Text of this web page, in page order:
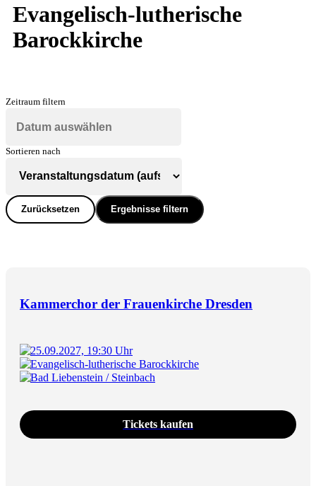
Evangelisch-lutherische
Barockkirche
Zeitraum filtern
Sortieren nach
Zurücksetzen Ergebnisse filtern
Kammerchor der Frauenkirche Dresden
25.09.2027, 19:30 Uhr
Evangelisch-lutherische Barockkirche
Bad Liebenstein / Steinbach
Tickets kaufen